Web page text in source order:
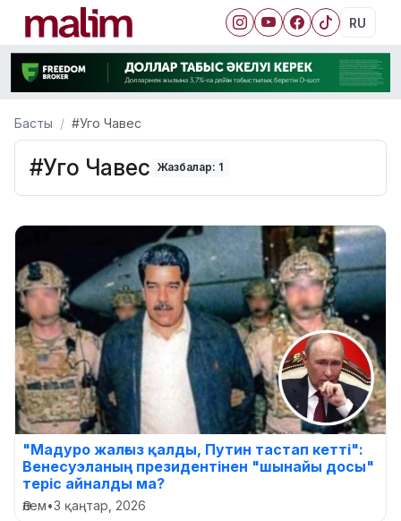
RU
Басты #Уго Чавес
#Уго Чавес Жазбалар: 1
"Мадуро жалғыз қалды, Путин тастап кетті":
Венесуэланың президентінен "шынайы досы"
теріс айналды ма?
Әлем•3 қаңтар, 2026